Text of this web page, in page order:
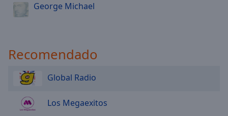
George Michael
Recomendado
Global Radio
Los Megaexitos